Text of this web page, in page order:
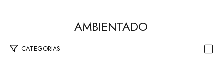
AMBIENTADO
CATEGORIAS